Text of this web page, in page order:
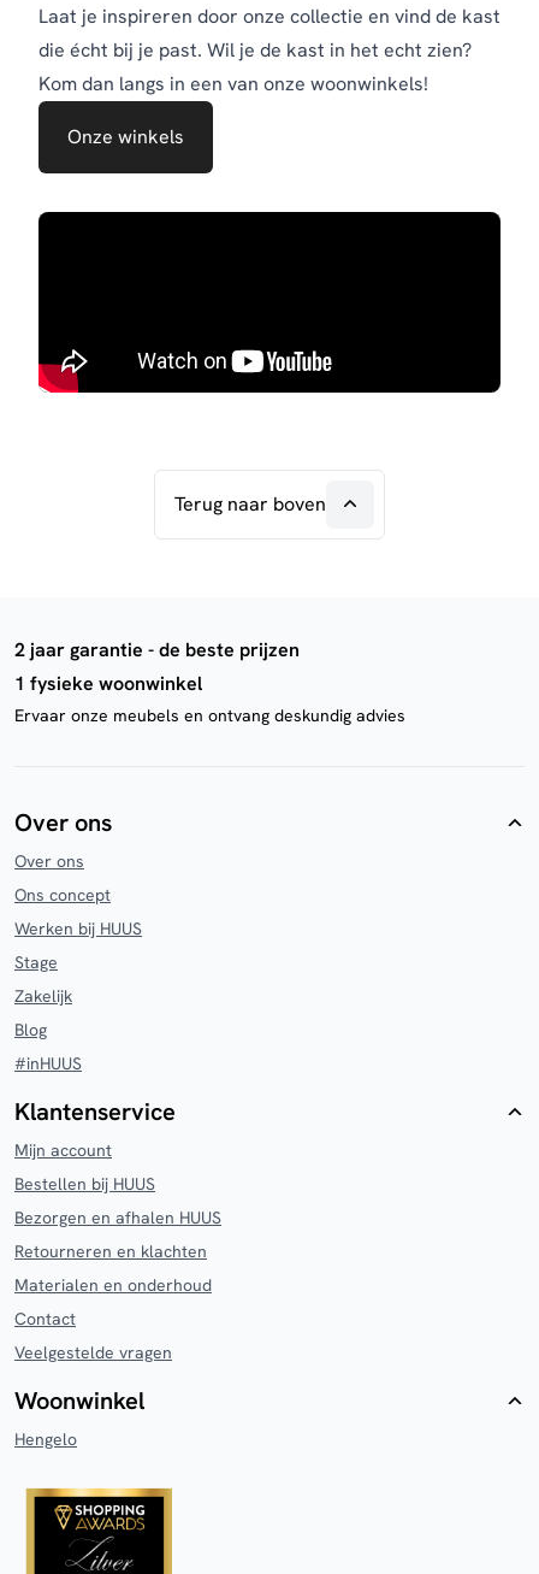
Laat je inspireren door onze collectie en vind de kast
die écht bij je past. Wil je de kast in het echt zien?
Kom dan langs in een van onze woonwinkels!
Onze winkels
Terug naar boven
2 jaar garantie - de beste prijzen
1 fysieke woonwinkel
Ervaar onze meubels en ontvang deskundig advies
Over ons
Over ons
Ons concept
Werken bij HUUS
Stage
Zakelijk
Blog
#inHUUS
Klantenservice
Mijn account
Bestellen bij HUUS
Bezorgen en afhalen HUUS
Retourneren en klachten
Materialen en onderhoud
Contact
Veelgestelde vragen
Woonwinkel
Hengelo